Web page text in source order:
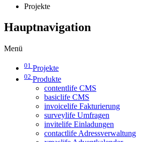
Projekte
Hauptnavigation
Menü
01 Projekte
02 Produkte
contentlife CMS
basiclife CMS
invoicelife Fakturierung
surveylife Umfragen
invitelife Einladungen
contactlife Adressverwaltung